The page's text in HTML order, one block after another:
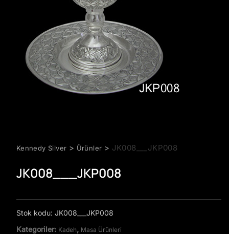
Kennedy Silver > Ürünler > JK008___JKP008
JK008___JKP008
Stok kodu: JK008___JKP008
Kategoriler: Kadeh, Masa Ürünleri